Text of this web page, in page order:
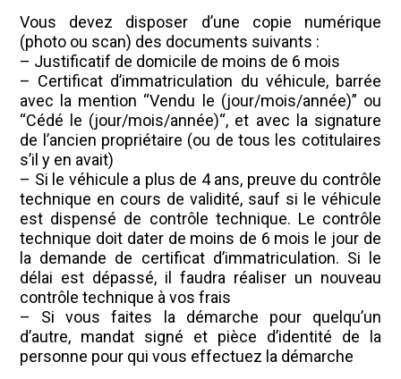
Vous devez disposer d’une copie numérique
(photo ou scan) des documents suivants :
– Justificatif de domicile de moins de 6 mois
– Certificat d’immatriculation du véhicule, barrée
avec la mention “Vendu le (jour/mois/année)” ou
“Cédé le (jour/mois/année)“, et avec la signature
de l’ancien propriétaire (ou de tous les cotitulaires
s’il y en avait)
– Si le véhicule a plus de 4 ans, preuve du contrôle
technique en cours de validité, sauf si le véhicule
est dispensé de contrôle technique. Le contrôle
technique doit dater de moins de 6 mois le jour de
la demande de certificat d’immatriculation. Si le
délai est dépassé, il faudra réaliser un nouveau
contrôle technique à vos frais
– Si vous faites la démarche pour quelqu’un
d’autre, mandat signé et pièce d’identité de la
personne pour qui vous effectuez la démarche